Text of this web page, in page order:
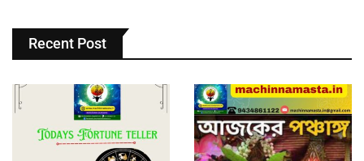
Recent Post